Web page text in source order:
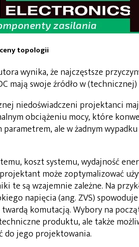
topologii
wynika, że najczęstsze
mają swoje źródło w
niedoświadczeni projektanci
obciążeniu mocy, które
parametrem, ale w żadnym
koszt systemu, wydajność
może zoptymalizować
te są wzajemnie zależne. Na
napięcia (ang. ZVS)
komutacją. Wybory na
produktu, ale także
do jego projektowania.